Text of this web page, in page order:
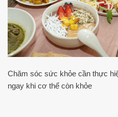
Chăm sóc sức khỏe cần thực
ngay khi cơ thể còn khỏe